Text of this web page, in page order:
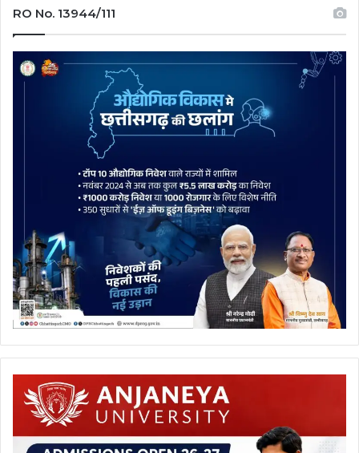
RO No. 13944/111